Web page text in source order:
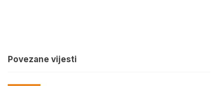
Povezane vijesti